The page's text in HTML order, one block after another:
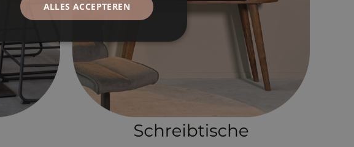
ALLES ACCEPTEREN